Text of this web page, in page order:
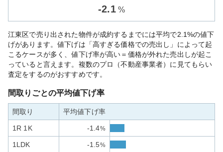
-2.1 %
江東区で売り出された物件が成約するまでには平均で2.1%の値下
げがあります。値下げは「高すぎる価格での売出し」によって起
こるケースが多く、値下げ率が高い＝価格が外れた売出しが起こ
っていると言えます。複数のプロ（不動産事業者）に見てもらい
査定をするのがおすすめです。
間取りごとの平均値下げ率
間取り 平均値下げ率
1R 1K -1.4%
1LDK -1.5%